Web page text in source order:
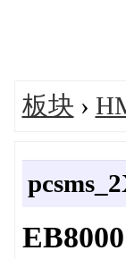
板块 ›
EB8000